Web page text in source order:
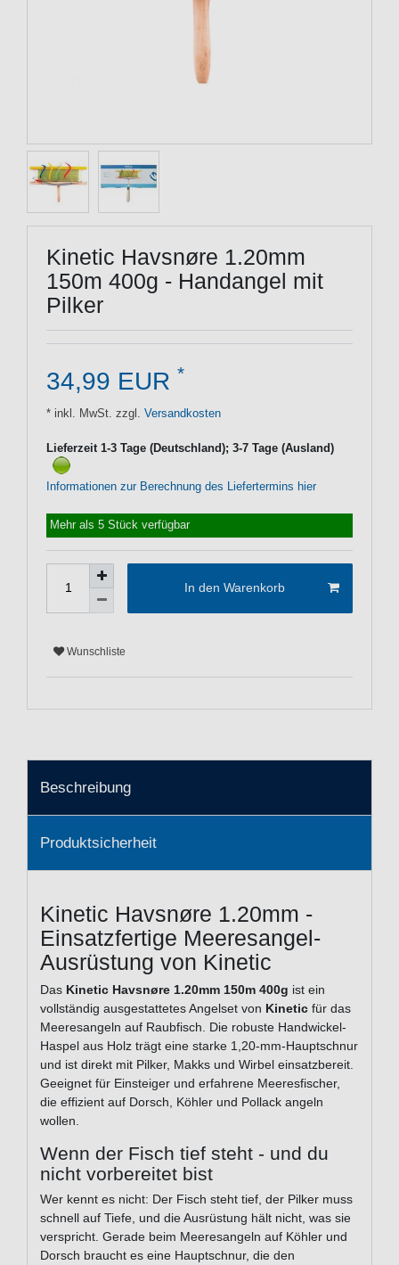
Kinetic Havsnøre 1.20mm
150m 400g - Handangel mit
Pilker
34,99 EUR *
* inkl. MwSt. zzgl. Versandkosten
Lieferzeit 1-3 Tage (Deutschland); 3-7 Tage (Ausland)
Informationen zur Berechnung des Liefertermins hier
Mehr als 5 Stück verfügbar
In den Warenkorb
Wunschliste
Beschreibung
Produktsicherheit
Kinetic Havsnøre 1.20mm -
Einsatzfertige Meeresangel-
Ausrüstung von Kinetic
Das Kinetic Havsnøre 1.20mm 150m 400g ist ein
vollständig ausgestattetes Angelset von Kinetic für das
Meeresangeln auf Raubfisch. Die robuste Handwickel-
Haspel aus Holz trägt eine starke 1,20-mm-Hauptschnur
und ist direkt mit Pilker, Makks und Wirbel einsatzbereit.
Geeignet für Einsteiger und erfahrene Meeresfischer,
die effizient auf Dorsch, Köhler und Pollack angeln
wollen.
Wenn der Fisch tief steht - und du
nicht vorbereitet bist
Wer kennt es nicht: Der Fisch steht tief, der Pilker muss
schnell auf Tiefe, und die Ausrüstung hält nicht, was sie
verspricht. Gerade beim Meeresangeln auf Köhler und
Dorsch braucht es eine Hauptschnur, die den